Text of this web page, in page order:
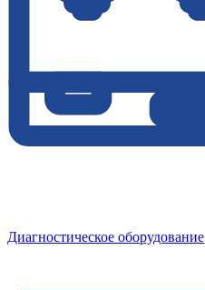
Диагностическое оборудование